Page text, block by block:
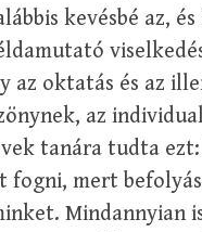
kevésbé az,
az oktatás és az
az
tanára tudta
fogni, mert
Mindannyian